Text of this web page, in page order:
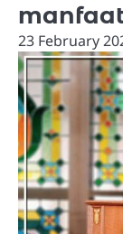
23 February